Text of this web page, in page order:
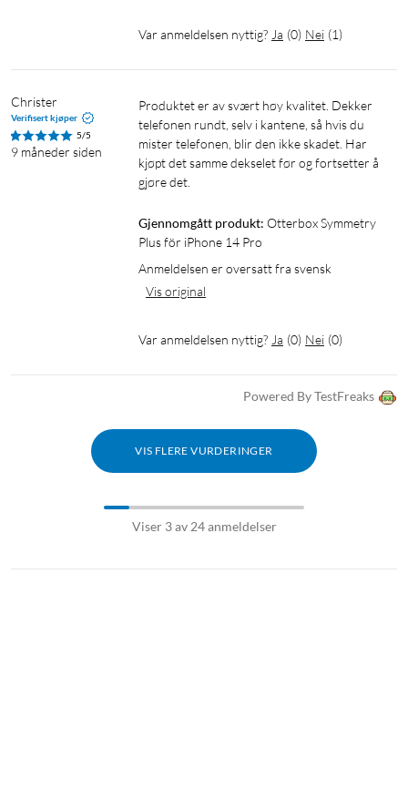
Var anmeldelsen nyttig? Ja (0) Nei (1)
Christer
Verifisert kjøper
5/5
9 måneder siden
Produktet er av svært høy kvalitet. Dekker
telefonen rundt, selv i kantene, så hvis du
mister telefonen, blir den ikke skadet. Har
kjøpt det samme dekselet før og fortsetter å
gjøre det.
Gjennomgått produkt: Otterbox Symmetry
Plus för iPhone 14 Pro
Anmeldelsen er oversatt fra svensk
Vis original
Var anmeldelsen nyttig? Ja (0) Nei (0)
Powered By TestFreaks
VIS FLERE VURDERINGER
Viser 3 av 24 anmeldelser